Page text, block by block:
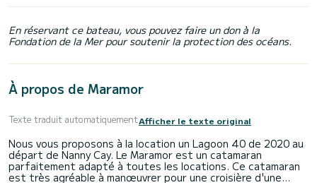
En réservant ce bateau, vous pouvez faire un don à la
Fondation de la Mer pour soutenir la protection des océans.
À propos de Maramor
Texte traduit automatiquementAfficher le texte original
Nous vous proposons à la location un Lagoon 40 de 2020 au
départ de Nanny Cay. Le Maramor est un catamaran
parfaitement adapté à toutes les locations. Ce catamaran
est très agréable à manœuvrer pour une croisière d'une